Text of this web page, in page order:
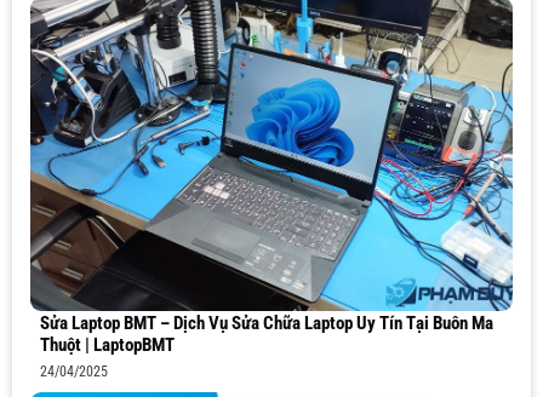
Sửa Laptop BMT – Dịch Vụ Sửa Chữa Laptop Uy Tín Tại Buôn Ma
Thuột | LaptopBMT
24/04/2025